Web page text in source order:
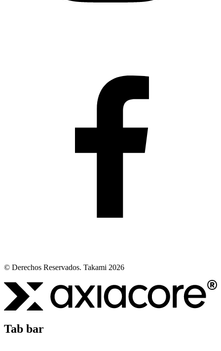
© Derechos Reservados. Takami 2026
Tab bar